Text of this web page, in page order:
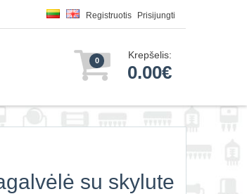
Registruotis Prisijungti
0 Krepšelis:
0.00€
su skylute